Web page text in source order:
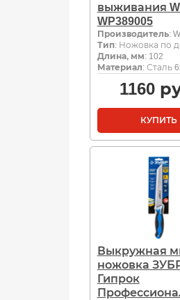
выживания
WP389005
Производитель:
Тип: Ножовка по
Длина, мм: 102
Материал: Сталь
1160
КУПИТЬ
Выкружная
ножовка
Гипрок